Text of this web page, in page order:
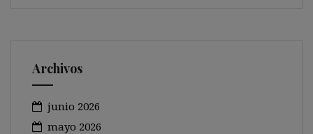
Archivos
junio 2026
mayo 2026